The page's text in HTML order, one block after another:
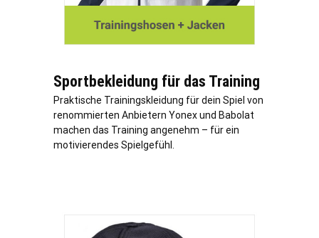
Sportbekleidung für das Training
Praktische Trainingskleidung für dein Spiel von
renommierten Anbietern Yonex und Babolat
machen das Training angenehm – für ein
motivierendes Spielgefühl.